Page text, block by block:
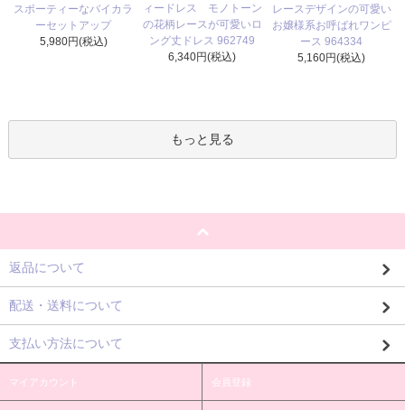
スポーティーなバイカラ
ーセットアップ
5,980円(税込)
ィードレス モノトーン
の花柄レースが可愛いロ
ング丈ドレス 962749
6,340円(税込)
レースデザインの可愛い
お嬢様系お呼ばれワンピ
ース 964334
5,160円(税込)
もっと見る
返品について
配送・送料について
支払い方法について
マイアカウント 会員登録